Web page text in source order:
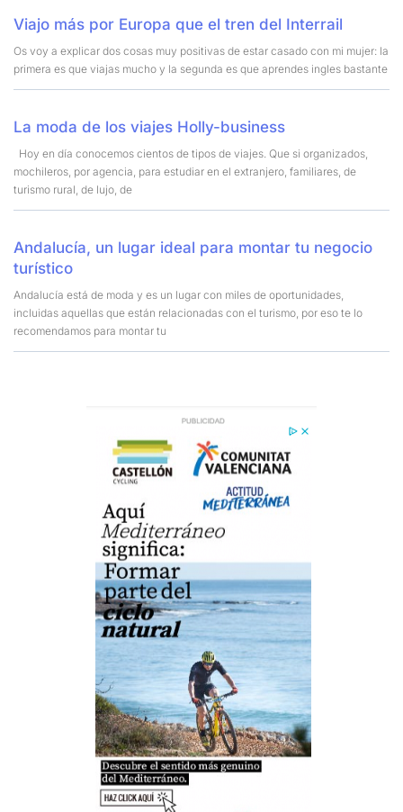
Viajo más por Europa que el tren del Interrail
Os voy a explicar dos cosas muy positivas de estar casado con mi mujer: la
primera es que viajas mucho y la segunda es que aprendes ingles bastante
La moda de los viajes Holly-business
Hoy en día conocemos cientos de tipos de viajes. Que si organizados,
mochileros, por agencia, para estudiar en el extranjero, familiares, de
turismo rural, de lujo, de
Andalucía, un lugar ideal para montar tu negocio
turístico
Andalucía está de moda y es un lugar con miles de oportunidades,
incluidas aquellas que están relacionadas con el turismo, por eso te lo
recomendamos para montar tu